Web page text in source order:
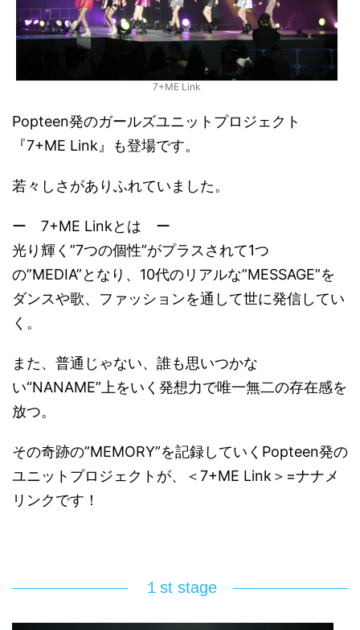
7+ME Link
Popteen発のガールズユニットプロジェクト
『7+ME Link』も登場です。
若々しさがありふれていました。
ー 7+ME Linkとは ー
光り輝く”7つの個性”がプラスされて1つ
の”MEDIA”となり、10代のリアルな”MESSAGE”を
ダンスや歌、ファッションを通して世に発信してい
く。
また、普通じゃない、誰も思いつかな
い“NANAME”上をいく発想力で唯一無二の存在感を
放つ。
その奇跡の”MEMORY”を記録していくPopteen発の
ユニットプロジェクトが、＜7+ME Link＞=ナナメ
リンクです！
１st stage